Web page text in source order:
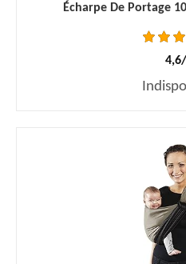
Écharpe De Portage